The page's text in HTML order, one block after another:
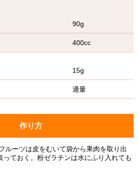
90g
400cc
15g
適量
作り方
ルーツは皮をむいて袋から果肉を取り出
っておく。粉ゼラチンは水にふり入れても